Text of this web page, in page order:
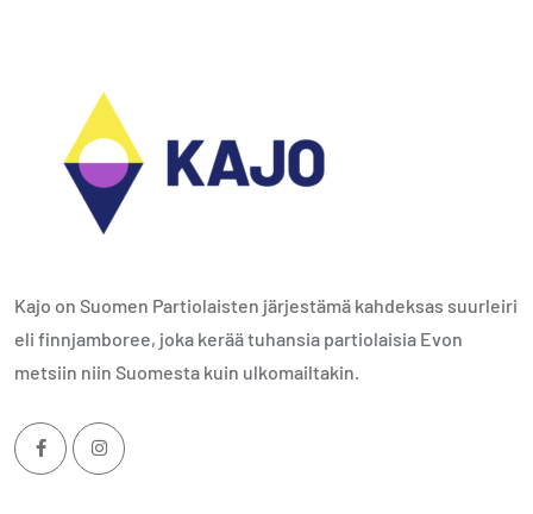
Kajo on Suomen Partiolaisten järjestämä kahdeksas suurleiri
eli finnjamboree, joka kerää tuhansia partiolaisia Evon
metsiin niin Suomesta kuin ulkomailtakin.